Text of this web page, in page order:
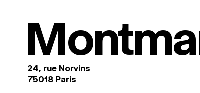
24, rue Norvins
75018 Paris